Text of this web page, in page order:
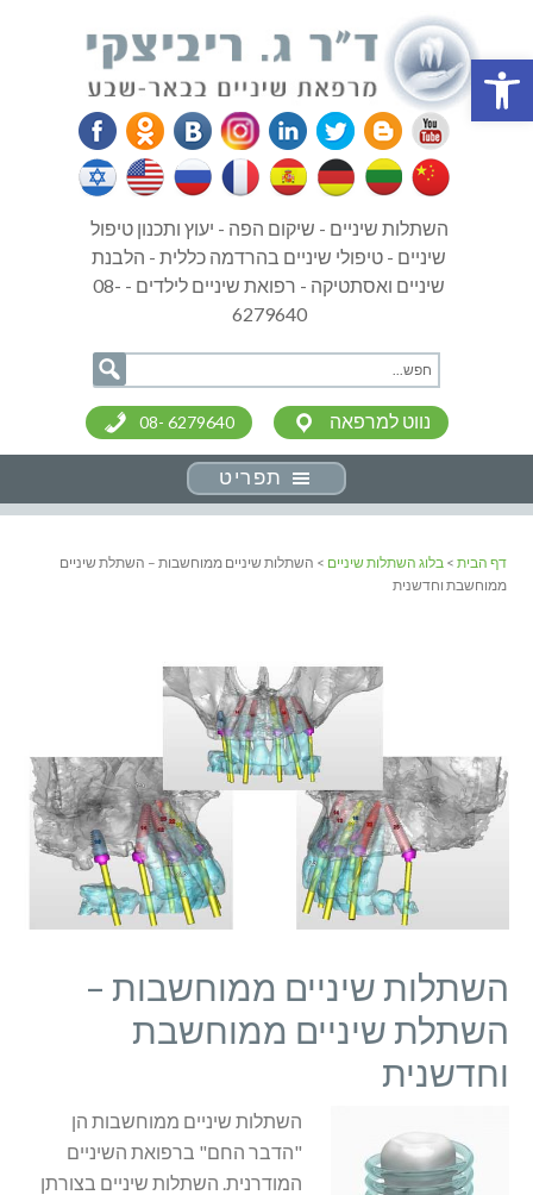
פתח סרגל נגישות
השתלות שיניים - שיקום הפה - יעוץ ותכנון טיפול
שיניים - טיפולי שיניים בהרדמה כללית - הלבנת
שיניים ואסתטיקה - רפואת שיניים לילדים - 08-
6279640
08- 6279640 נווט למרפאה
תפריט
דף הבית > בלוג השתלות שיניים > השתלות שיניים ממוחשבות – השתלת שיניים
ממוחשבת וחדשנית
השתלות שיניים ממוחשבות –
השתלת שיניים ממוחשבת
וחדשנית
השתלות שיניים ממוחשבות הן
"הדבר החם" ברפואת השיניים
המודרנית. השתלות שיניים בצורתן